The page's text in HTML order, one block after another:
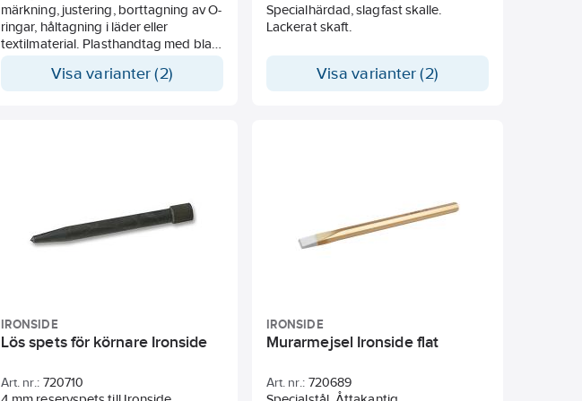
märkning, justering, borttagning av O-
ringar, håltagning i läder eller
textilmaterial. Plasthandtag med blad
Visa varianter (2)
Specialhärdad, slagfast skalle.
Lackerat skaft.
Visa varianter (2)
IRONSIDE
Lös spets för körnare Ironside
Art. nr.: 720710
IRONSIDE
Murarmejsel Ironside flat
Art. nr.: 720689